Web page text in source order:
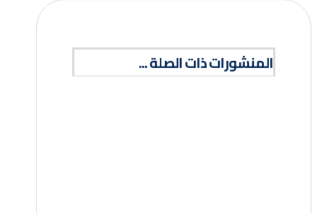
المنشورات ذات الصلة ...